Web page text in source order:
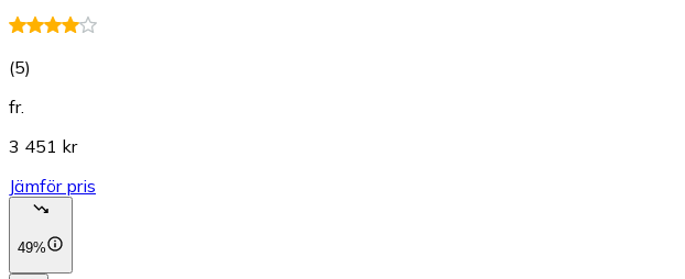
(5)
fr.
3 451 kr
Jämför pris
49%